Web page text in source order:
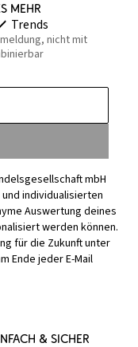
mehr
Trends
nicht mit
mbH
individualisierten
Auswertung deines
werden können.
für die Zukunft unter
Ende jeder E-Mail
& sicher